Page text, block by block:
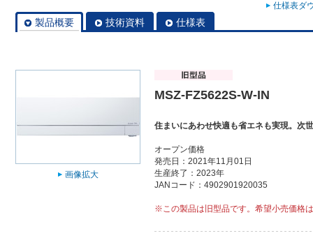
仕様表ダ
製品概要 技術資料 仕様表
画像拡大
MSZ-FZ5622S-W-IN
住まいにあわせ快適も省エネも実現。次
オープン価格
発売日：2021年11月01日
生産終了：2023年
JANコード：4902901920035
※この製品は旧型品です。希望小売価格